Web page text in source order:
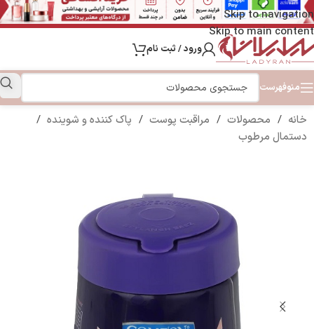
Skip to navigation
Skip to main content
ورود / ثبت نام
منوفهرست
خانه / محصولات / مراقبت پوست / پاک کننده و شوینده /
دستمال مرطوب